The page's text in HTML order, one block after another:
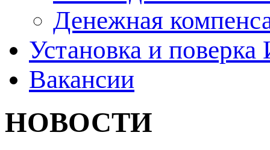
Денежная
Установка и
Вакансии
НОВОСТИ